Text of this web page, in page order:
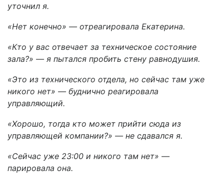
уточнил я.
«Нет конечно» — отреагировала Екатерина.
«Кто у вас отвечает за техническое состояние
зала?» — я пытался пробить стену равнодушия.
«Это из технического отдела, но сейчас там уже
никого нет» — буднично реагировала
управляющий.
«Хорошо, тогда кто может прийти сюда из
управляющей компании?» — не сдавался я.
«Сейчас уже 23:00 и никого там нет» —
парировала она.